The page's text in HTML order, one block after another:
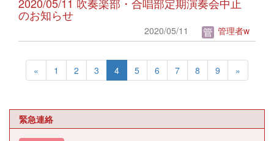
2020/05/11 吹奏楽部・合唱部定期演奏会中止
のお知らせ
2020/05/11 管理者w
« 1 2 3 4 5 6 7 8 9 »
緊急連絡